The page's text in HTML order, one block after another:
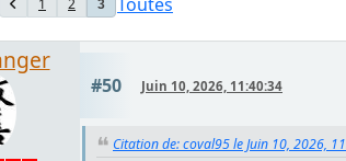
1 2 3
#50 Juin 10, 2026, 11:40:34
Citation de: coval95 le Juin 10, 2026,